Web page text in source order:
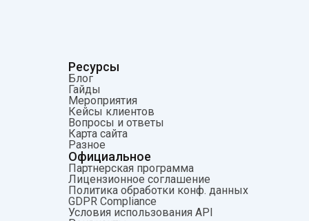
Ресурсы
Блог
Гайды
Мероприятия
Кейсы клиентов
Вопросы и ответы
Карта сайта
Разное
Официальное
Партнерская программа
Лицензионное соглашение
Политика обработки конф. данных
GDPR Compliance
Условия использования API